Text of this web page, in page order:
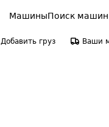
МашиныПоиск машин
Добавить груз Ваши